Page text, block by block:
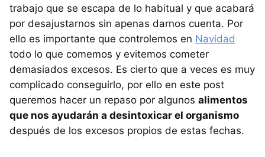
trabajo que se escapa de lo habitual y que acabará
por desajustarnos sin apenas darnos cuenta. Por
ello es importante que controlemos en Navidad
todo lo que comemos y evitemos cometer
demasiados excesos. Es cierto que a veces es muy
complicado conseguirlo, por ello en este post
queremos hacer un repaso por algunos alimentos
que nos ayudarán a desintoxicar el organismo
después de los excesos propios de estas fechas.